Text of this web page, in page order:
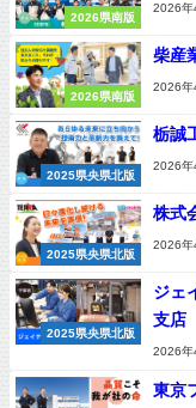
2026県南版
2026年
2026県南版
柴産
2026年
2025県央県北版
栃誠
2026年
2025県央県北版
株式
2026年
2025県央県北版
ジェ
支店
2026年
東京